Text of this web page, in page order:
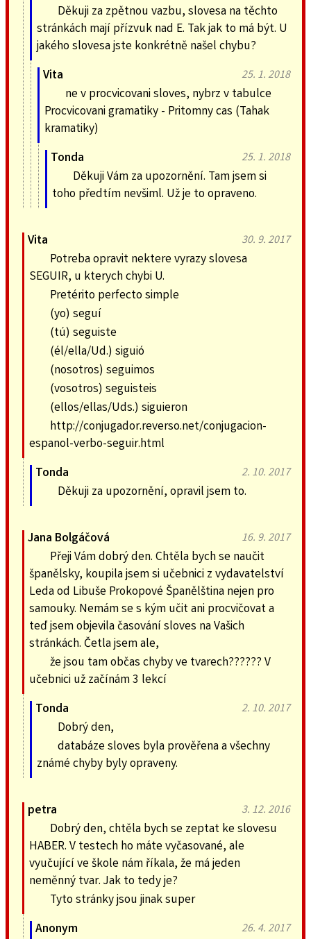
Děkuji za zpětnou vazbu, slovesa na těchto
stránkách mají přízvuk nad E. Tak jak to má být. U
jakého slovesa jste konkrétně našel chybu?
Vita
25. 1. 2018
ne v procvicovani sloves, nybrz v tabulce
Procvicovani gramatiky - Pritomny cas (Tahak
kramatiky)
Tonda
25. 1. 2018
Děkuji Vám za upozornění. Tam jsem si
toho předtím nevšiml. Už je to opraveno.
Vita 30. 9. 2017
Potreba opravit nektere vyrazy slovesa
SEGUIR, u kterych chybi U.
Pretérito perfecto simple
(yo) seguí
(tú) seguiste
(él/ella/Ud.) siguió
(nosotros) seguimos
(vosotros) seguisteis
(ellos/ellas/Uds.) siguieron
http://conjugador.reverso.net/conjugacion-
espanol-verbo-seguir.html
Tonda
2. 10. 2017
Děkuji za upozornění, opravil jsem to.
Jana Bolgáčová 16. 9. 2017
Přeji Vám dobrý den. Chtěla bych se naučit
španělsky, koupila jsem si učebnici z vydavatelství
Leda od Libuše Prokopové Španělština nejen pro
samouky. Nemám se s kým učit ani procvičovat a
teď jsem objevila časování sloves na Vašich
stránkách. Četla jsem ale,
že jsou tam občas chyby ve tvarech?????? V
učebnici už začínám 3 lekcí
Tonda
2. 10. 2017
Dobrý den,
databáze sloves byla prověřena a všechny
známé chyby byly opraveny.
petra 3. 12. 2016
Dobrý den, chtěla bych se zeptat ke slovesu
HABER. V testech ho máte vyčasované, ale
vyučující ve škole nám říkala, že má jeden
neměnný tvar. Jak to tedy je?
Tyto stránky jsou jinak super
Anonym
26. 4. 2017